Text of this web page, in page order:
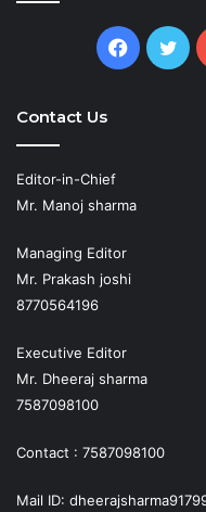
Contact Us
Editor-in-Chief
Mr. Manoj sharma
Managing Editor
Mr. Prakash joshi
8770564196
Executive Editor
Mr. Dheeraj sharma
7587098100
Contact : 7587098100
Mail ID: